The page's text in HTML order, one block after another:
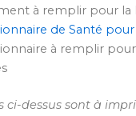
à remplir pour la
de Santé
à remplir
ci-dessus sont à